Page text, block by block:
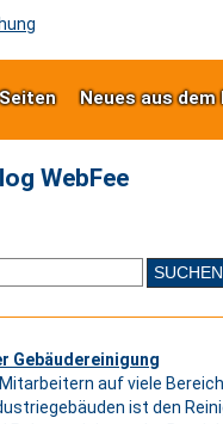
Neues aus
WebFee
Gebäudereinigung
auf viele
ist den